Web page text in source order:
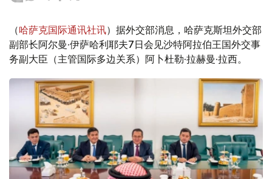
（哈萨克国际通讯社讯）据外交部消息，哈萨克斯坦外交部
副部长阿尔曼·伊萨哈利耶夫7日会见沙特阿拉伯王国外交事
务副大臣（主管国际多边关系）阿卜杜勒·拉赫曼·拉西。